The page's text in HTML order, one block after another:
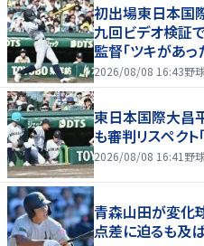
初出場東日本国
九回ビデオ検証
監督「ツキがあっ
2026/08/08 16:43野
東日本国際大昌
も審判リスペクト
2026/08/08 16:41 野
青森山田が変化
点差に迫るも及